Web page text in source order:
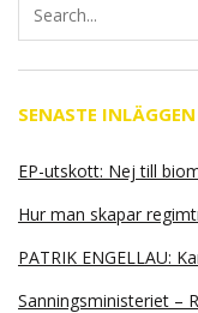
SENASTE INLÄGGEN
EP-utskott: Nej till
Hur man skapar
PATRIK ENGELLAU:
Sanningsministeriet –